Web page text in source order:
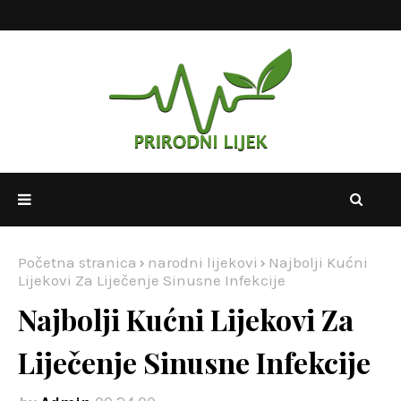
Početna stranica narodni lijekovi
Najbolji Kućni
Lijekovi Za Liječenje Sinusne Infekcije
Najbolji Kućni Lijekovi Za
Liječenje Sinusne Infekcije